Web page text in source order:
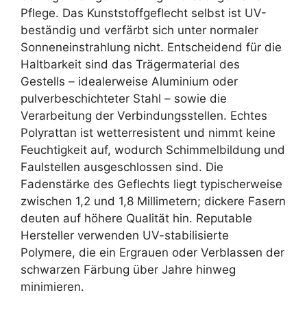
Pflege. Das Kunststoffgeflecht selbst ist UV-
beständig und verfärbt sich unter normaler
Sonneneinstrahlung nicht. Entscheidend für die
Haltbarkeit sind das Trägermaterial des
Gestells – idealerweise Aluminium oder
pulverbeschichteter Stahl – sowie die
Verarbeitung der Verbindungsstellen. Echtes
Polyrattan ist wetterresistent und nimmt keine
Feuchtigkeit auf, wodurch Schimmelbildung und
Faulstellen ausgeschlossen sind. Die
Fadenstärke des Geflechts liegt typischerweise
zwischen 1,2 und 1,8 Millimetern; dickere Fasern
deuten auf höhere Qualität hin. Reputable
Hersteller verwenden UV-stabilisierte
Polymere, die ein Ergrauen oder Verblassen der
schwarzen Färbung über Jahre hinweg
minimieren.